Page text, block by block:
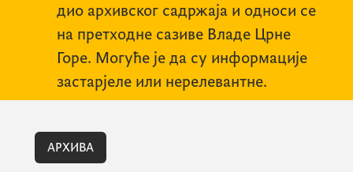
дио архивског садржаја и односи се
на претходне сазиве Владе Црне
Горе. Могуће је да су информације
застарјеле или нерелевантне.
АРХИВА